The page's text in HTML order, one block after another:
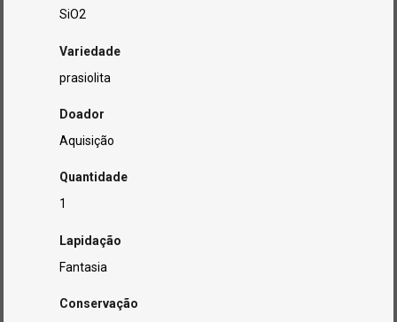
SiO2
Variedade
prasiolita
Doador
Aquisição
Quantidade
1
Lapidação
Fantasia
Conservação